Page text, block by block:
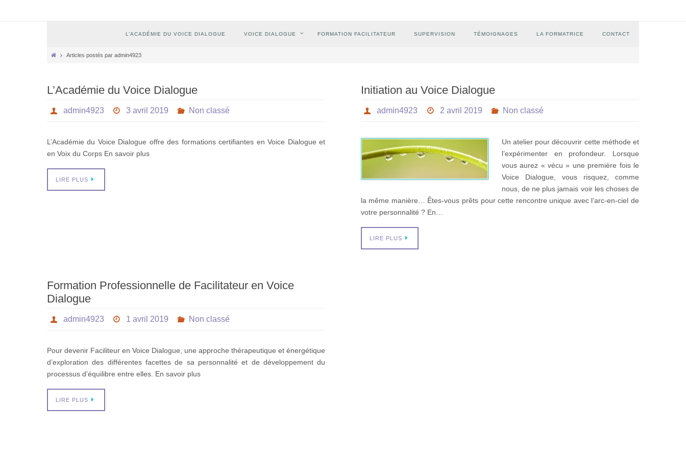
contenu
L’ACADÉMIE DU VOICE DIALOGUE VOICE DIALOGUE FORMATION FACILITATEUR SUPERVISION TÉMOIGNAGES LA FORMATRICE CONTACT
HomeArticles postés par admin4923
L’Académie du Voice Dialogue
admin4923 3 avril 2019 Non classé
L’Académie du Voice Dialogue offre des formations certifiantes en Voice Dialogue et
en Voix du Corps En savoir plus
LIRE PLUS
Initiation au Voice Dialogue
admin4923 2 avril 2019 Non classé
Un atelier pour découvrir cette méthode et
l’expérimenter en profondeur. Lorsque
vous aurez « vécu » une première fois le
Voice Dialogue, vous risquez, comme
nous, de ne plus jamais voir les choses de
la même manière… Êtes-vous prêts pour cette rencontre unique avec l’arc-en-ciel de
votre personnalité ? En…
LIRE PLUS
Formation Professionnelle de Facilitateur en Voice
Dialogue
admin4923 1 avril 2019 Non classé
Pour devenir Faciliteur en Voice Dialogue, une approche thérapeutique et énergétique
d’exploration des différentes facettes de sa personnalité et de développement du
processus d’équilibre entre elles. En savoir plus
LIRE PLUS